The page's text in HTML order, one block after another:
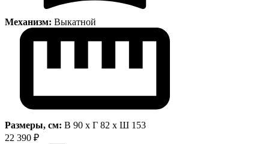
Механизм: Выкатной
Размеры, см: В 90 x Г 82 x Ш 153
22 390 ₽